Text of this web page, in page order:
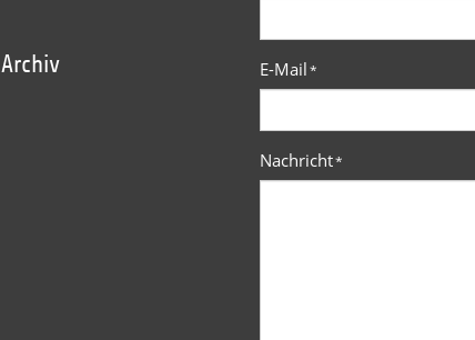
Archiv E-Mail*
Nachricht*